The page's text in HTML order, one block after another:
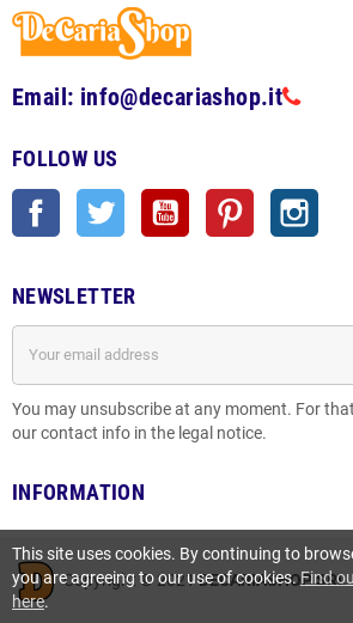
Email: info@decariashop.it
FOLLOW US
Facebook Twitter YouTube Pinterest
NEWSLETTER
You may unsubscribe at any moment. For
our contact info in the legal notice.
INFORMATION
Copyright © 2021DECARIASHOP SRL
This site uses cookies. By continuing to
you are agreeing to our use of cookies.Find
here.